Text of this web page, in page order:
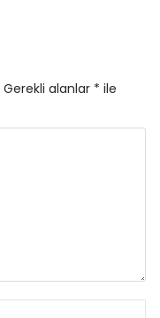
Gerekli alanlar * ile